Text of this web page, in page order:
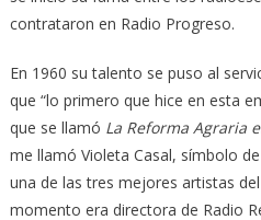
contrataron en Radio Progreso.
En 1960 su talento se puso al
que “lo primero que hice en esta
que se llamó La Reforma Agraria
me llamó Violeta Casal, símbolo
una de las tres mejores artistas
momento era directora de Radio